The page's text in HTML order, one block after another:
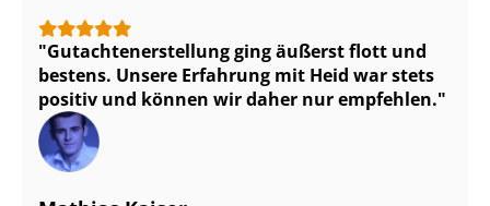
Gut­ach­ten­er­stel­lung ging äußerst flott und
bestens. Unsere Erfahrung mit Heid war stets
positiv und können wir daher nur empfehlen.